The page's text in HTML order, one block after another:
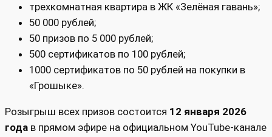
трехкомнатная квартира в ЖК «Зелёная гавань»;
50 000 рублей;
50 призов по 5 000 рублей;
500 сертификатов по 100 рублей;
1000 сертификатов по 50 рублей на покупки в
«Грошыке».
Розыгрыш всех призов состоится 12 января 2026
года в прямом эфире на официальном YouTube-канале